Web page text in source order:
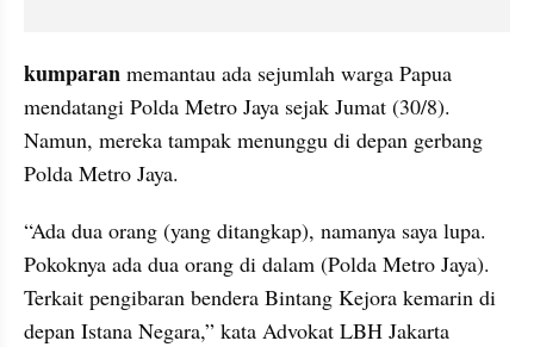
kumparan memantau ada sejumlah warga Papua
mendatangi Polda Metro Jaya sejak Jumat (30/8).
Namun, mereka tampak menunggu di depan gerbang
Polda Metro Jaya.
“Ada dua orang (yang ditangkap), namanya saya lupa.
Pokoknya ada dua orang di dalam (Polda Metro Jaya).
Terkait pengibaran bendera Bintang Kejora kemarin di
depan Istana Negara,” kata Advokat LBH Jakarta